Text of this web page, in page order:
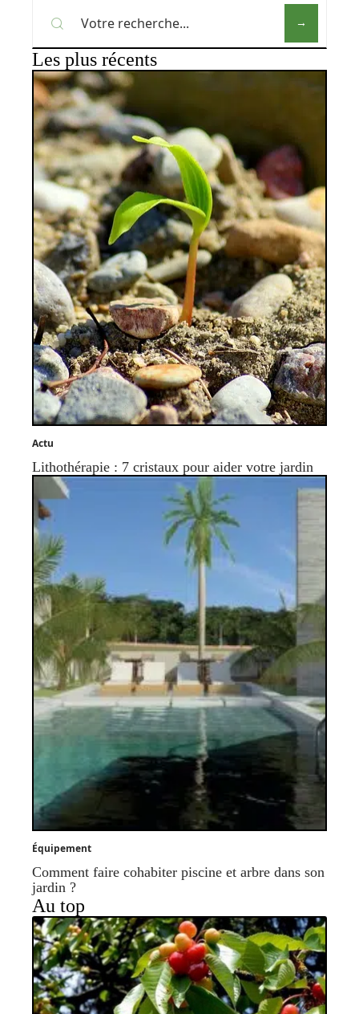
Les plus récents
Actu
Lithothérapie : 7 cristaux pour aider votre jardin
Équipement
Comment faire cohabiter piscine et arbre dans son
jardin ?
Au top